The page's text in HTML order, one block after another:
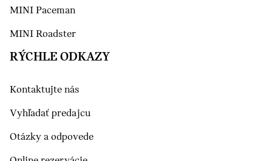
MINI Paceman
MINI Roadster
RÝCHLE ODKAZY
Kontaktujte nás
Vyhľadať predajcu
Otázky a odpovede